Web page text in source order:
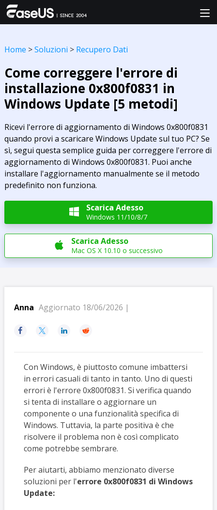
Home >Soluzioni > Recupero Dati
Come correggere l'errore di
installazione 0x800f0831 in
Windows Update [5 metodi]
Ricevi l'errore di aggiornamento di Windows 0x800f0831
quando provi a scaricare Windows Update sul tuo PC? Se
sì, segui questa semplice guida per correggere l'errore di
aggiornamento di Windows 0x800f0831. Puoi anche
installare l'aggiornamento manualmente se il metodo
predefinito non funziona.
 Scarica Adesso
Windows 11/10/8/7
 Scarica Adesso
Mac OS X 10.10 o successivo
Anna Aggiornato 18/06/2026 |
   
Con Windows, è piuttosto comune imbattersi
in errori casuali di tanto in tanto. Uno di questi
errori è l'errore 0x800f0831. Si verifica quando
si tenta di installare o aggiornare un
componente o una funzionalità specifica di
Windows. Tuttavia, la parte positiva è che
risolvere il problema non è così complicato
come potrebbe sembrare.
Per aiutarti, abbiamo menzionato diverse
soluzioni per l'errore 0x800f0831 di Windows
Update: